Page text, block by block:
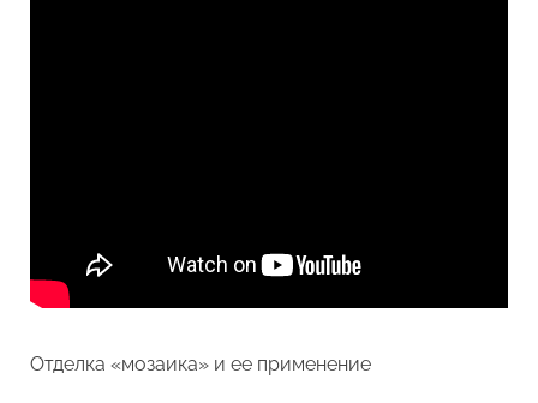
Отделка «мозаика» и ее применение